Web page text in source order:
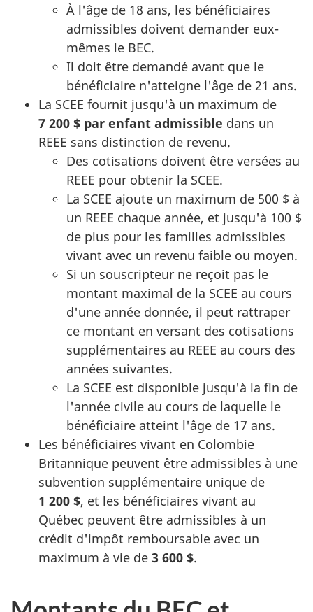
À l'âge de 18 ans, les bénéficiaires
admissibles doivent demander eux-
mêmes le BEC.
Il doit être demandé avant que le
bénéficiaire n'atteigne l'âge de 21 ans.
La SCEE fournit jusqu'à un maximum de
7 200 $ par enfant admissible dans un
REEE sans distinction de revenu.
Des cotisations doivent être versées au
REEE pour obtenir la SCEE.
La SCEE ajoute un maximum de 500 $ à
un REEE chaque année, et jusqu'à 100 $
de plus pour les familles admissibles
vivant avec un revenu faible ou moyen.
Si un souscripteur ne reçoit pas le
montant maximal de la SCEE au cours
d'une année donnée, il peut rattraper
ce montant en versant des cotisations
supplémentaires au REEE au cours des
années suivantes.
La SCEE est disponible jusqu'à la fin de
l'année civile au cours de laquelle le
bénéficiaire atteint l'âge de 17 ans.
Les bénéficiaires vivant en Colombie
Britannique peuvent être admissibles à une
subvention supplémentaire unique de
1 200 $, et les bénéficiaires vivant au
Québec peuvent être admissibles à un
crédit d'impôt remboursable avec un
maximum à vie de 3 600 $.